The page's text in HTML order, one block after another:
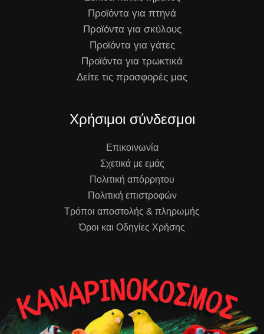
Προϊόντα για πτηνά
Προϊόντα για σκύλους
Προϊόντα για γάτες
Προϊόντα για τρωκτικά
Δείτε τις προσφορές μας
Χρήσιμοι σύνδεσμοι
Επικοινωνία
Σχετικά με εμάς
Πολιτική απόρρητου
Πολιτική επιστροφών
Τρόποι αποστολής & πληρωμής
Όροι και Οδηγίες Χρήσης